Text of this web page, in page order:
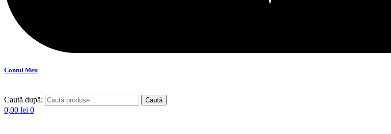
Contul Meu
Caută după: Caută
0,00 lei 0